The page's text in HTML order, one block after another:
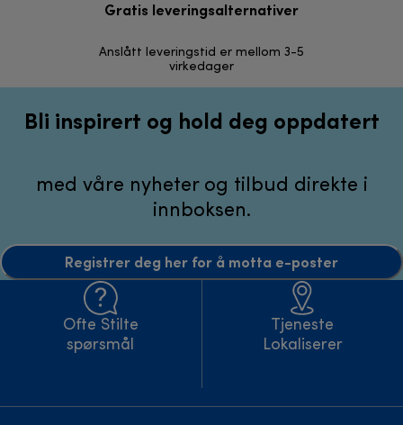
Gratis leveringsalternativer
Anslått leveringstid er mellom 3-5
virkedager
Bli inspirert og hold deg oppdatert
med våre nyheter og tilbud direkte i
innboksen.
Registrer deg her for å motta e-poster
Ofte Stilte
spørsmål
Tjeneste
Lokaliserer